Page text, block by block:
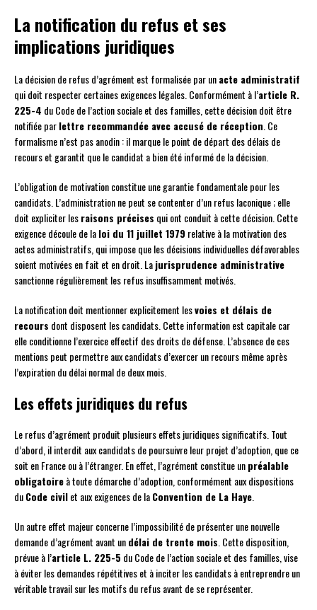
La notification du refus et ses
implications juridiques
La décision de refus d’agrément est formalisée par unacte administratif
qui doit respecter certaines exigences légales. Conformément à l’article R.
225-4 du Code de l’action sociale et des familles, cette décision doit être
notifiée parlettre recommandée avec accusé de réception. Ce
formalisme n’est pas anodin : il marque le point de départ des délais de
recours et garantit que le candidat a bien été informé de la décision.
L’obligation de motivation constitue une garantie fondamentale pour les
candidats. L’administration ne peut se contenter d’un refus laconique ; elle
doit expliciter lesraisons précises qui ont conduit à cette décision. Cette
exigence découle de laloi du 11 juillet 1979 relative à la motivation des
actes administratifs, qui impose que les décisions individuelles défavorables
soient motivées en fait et en droit. Lajurisprudence administrative
sanctionne régulièrement les refus insuffisamment motivés.
La notification doit mentionner explicitement lesvoies et délais de
recours dont disposent les candidats. Cette information est capitale car
elle conditionne l’exercice effectif des droits de défense. L’absence de ces
mentions peut permettre aux candidats d’exercer un recours même après
l’expiration du délai normal de deux mois.
Les effets juridiques du refus
Le refus d’agrément produit plusieurs effets juridiques significatifs. Tout
d’abord, il interdit aux candidats de poursuivre leur projet d’adoption, que ce
soit en France ou à l’étranger. En effet, l’agrément constitue unpréalable
obligatoireà toute démarche d’adoption, conformément aux dispositions
duCode civilet aux exigences de laConvention de La Haye.
Un autre effet majeur concerne l’impossibilité de présenter une nouvelle
demande d’agrément avant undélai de trente mois. Cette disposition,
prévue à l’article L. 225-5 du Code de l’action sociale et des familles, vise
à éviter les demandes répétitives et à inciter les candidats à entreprendre un
véritable travail sur les motifs du refus avant de se représenter.